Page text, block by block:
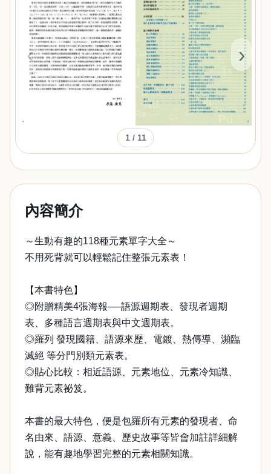
‹ ›
1/ 11
內容簡介
～生動有趣的118種元素單字大全～
不用死背就可以輕鬆記住整張元素表！
【本書特色】
◎附贈精美4張海報──語源週期表、發現者週期
表、多種語言週期表與中文週期表。
◎羅列 發現國籍、語源來歷、電鍍、熱傳導、瀕臨
滅絕 等分門別類元素表。
◎貼心比較：相近語源、元素地位、元素冷知識、
難背元素祕笈。
本書的最大特色，便是包羅所有元素的發現者、命
名由來、語源、意義、歷史故事等皆會加註詳細解
說，能有趣地學習完整的元素相關知識。